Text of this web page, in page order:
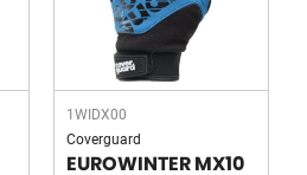
1WIDX00
Coverguard
EUROWINTER MX10